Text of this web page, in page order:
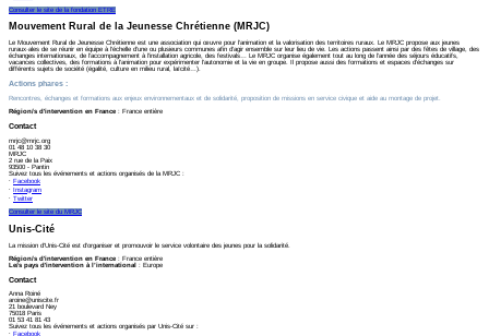
Consulter le site de la fondation ETRE
Mouvement Rural de la Jeunesse Chrétienne (MRJC)
Le Mouvement Rural de Jeunesse Chrétienne est une association qui œuvre pour l’animation et la valorisation des territoires ruraux. Le MRJC propose aux jeunes
ruraux·ales de se réunir en équipe à l’échelle d’une ou plusieurs communes afin d’agir ensemble sur leur lieu de vie. Les actions passent ainsi par des fêtes de village, des
échanges internationaux, de l’accompagnement à l’installation agricole, des festivals… Le MRJC organise également tout au long de l’année des séjours éducatifs,
vacances collectives, des formations à l’animation pour expérimenter l’autonomie et la vie en groupe. Il propose aussi des formations et espaces d’échanges sur
différents sujets de société (égalité, culture en milieu rural, laïcité…).
Actions phares :
Rencontres, échanges et formations aux enjeux environnementaux et de solidarité, proposition de missions en service civique et aide au montage de projet.
Région/s d'intervention en France : France entière
Contact
mrjc@mrjc.org
01 48 10 38 30
MRJC
2 rue de la Paix
93500 - Pantin
Suivez tous les événements et actions organisés de la MRJC :
⸱ Facebook
⸱ Instagram
⸱ Twitter
Consulter le site du MRJC
Unis-Cité
La mission d’Unis-Cité est d’organiser et promouvoir le service volontaire des jeunes pour la solidarité.
Région/s d'intervention en France : France entière
Le/s pays d'intervention à l’international : Europe
Contact
Anna Roiné
aroine@uniscite.fr
21 boulevard Ney
75018 Paris
01 53 41 81 43
Suivez tous les événements et actions organisés par Unis-Cité sur :
⸱
Facebook